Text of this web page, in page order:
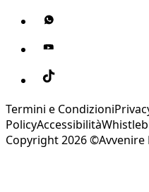
Termini e Condizioni
PolicyAccessibilità
Copyright 2026 ©Avvenire